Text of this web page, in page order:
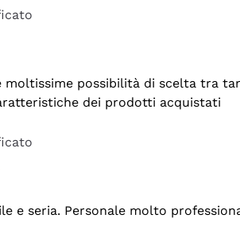
possibilità di scelta tra
dei prodotti acquistati
e seria. Personale molto